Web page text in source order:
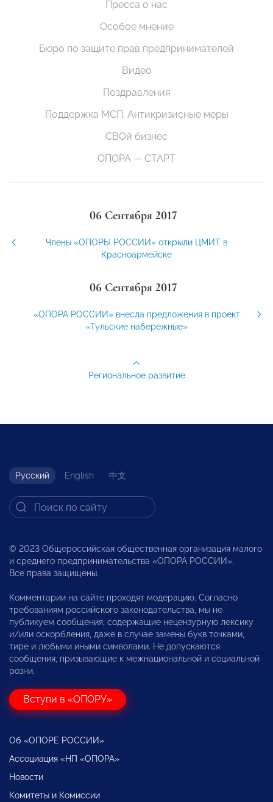
Пресса о нас
Особое мнение
Бюро по защите прав предпринимателей
Видео
Поздравления
Поддержка МСП. Антикризисные меры
СВОй бизнес
ОПОРА — СТАРТ
06 Сентября 2017
Члены «ОПОРЫ РОССИИ» открыли ЦМИТ в
Красноармейске
06 Сентября 2017
«ОПОРА РОССИИ» внесла предложения в проект
«Тульские набережные»
Региональное развитие
Русский English 中文
© 2023 Общероссийская общественная организация малого
и среднего предпринимательства «ОПОРА РОССИИ».
Все права защищены.
Комментарии на сайте проходят модерацию. Согласно
требованиям российского законодательства, мы не
публикуем сообщения, содержащие нецензурную лексику
и/или оскорбления, даже в случае замены букв точками,
тире и любыми иными символами. Не допускаются
сообщения, призывающие к межнациональной и социальной
розни.
Вступи в «ОПОРУ»
Об «ОПОРЕ РОССИИ»
Ассоциация «НП «ОПОРА»
Новости
Комитеты и Комиссии